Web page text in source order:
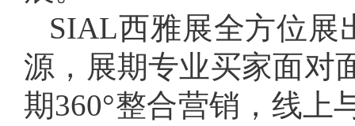
SIAL西雅展全方位展
源，展期专业买家面对
期360°整合营销，线上